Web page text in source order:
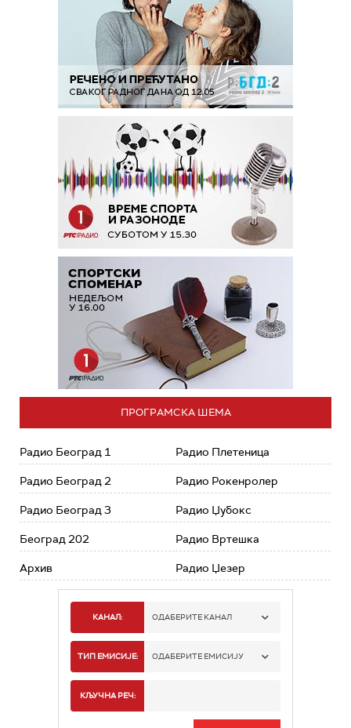
ПРОГРАМСКА ШЕМА
Радио Београд 1
Радио Београд 2
Радио Београд 3
Београд 202
Архив
Радио Плетеница
Радио Рокенролер
Радио Џубокс
Радио Вртешка
Радио Џезер
КАНАЛ: ОДАБЕРИТЕ КАНАЛ
РАДИО БЕОГРАД 1
РАДИО БЕОГРАД 3
ТИП ЕМИСИЈЕ: ОДАБЕРИТЕ ЕМИСИЈУ
КЉУЧНА РЕЧ: